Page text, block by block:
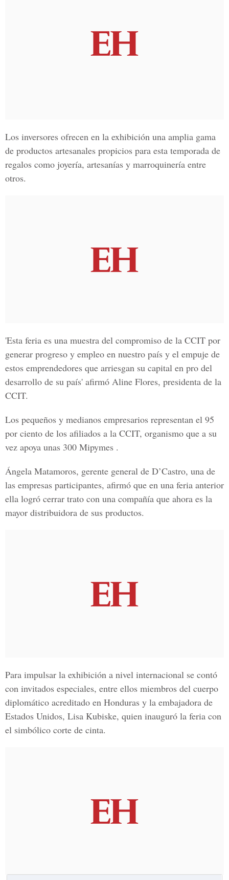
Los inversores ofrecen en la exhibición una amplia gama
de productos artesanales propicios para esta temporada de
regalos como joyería, artesanías y marroquinería entre
otros.
'Esta feria es una muestra del compromiso de la CCIT por
generar progreso y empleo en nuestro país y el empuje de
estos emprendedores que arriesgan su capital en pro del
desarrollo de su país' afirmó Aline Flores, presidenta de la
CCIT.
Los pequeños y medianos empresarios representan el 95
por ciento de los afiliados a la CCIT, organismo que a su
vez apoya unas 300 Mipymes .
Ángela Matamoros, gerente general de D’Castro, una de
las empresas participantes, afirmó que en una feria anterior
ella logró cerrar trato con una compañía que ahora es la
mayor distribuidora de sus productos.
Para impulsar la exhibición a nivel internacional se contó
con invitados especiales, entre ellos miembros del cuerpo
diplomático acreditado en Honduras y la embajadora de
Estados Unidos, Lisa Kubiske, quien inauguró la feria con
el simbólico corte de cinta.